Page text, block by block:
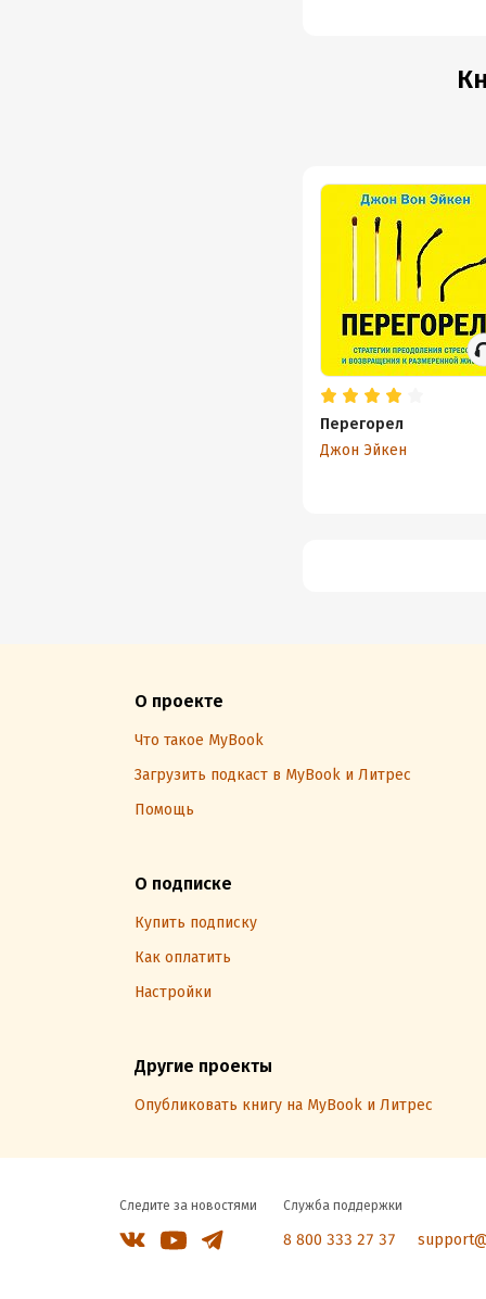
Перегорел
Джон Эйкен
О проекте
Что такое MyBook
Загрузить подкаст в MyBook и Литрес
Помощь
О подписке
Купить подписку
Как оплатить
Настройки
Другие проекты
Опубликовать книгу на MyBook и Литрес
Следите за новостями Служба поддержки
8 800 333 27 37